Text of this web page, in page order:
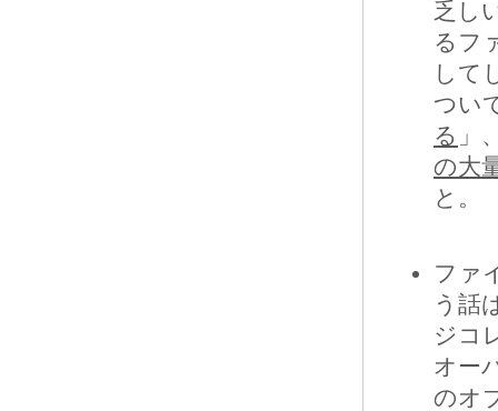
乏し
るフ
して
つい
る 」
の大
と。
ファ
う話
ジコ
オー
のオ